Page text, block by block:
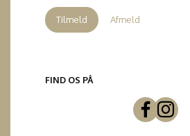
Tilmeld Afmeld
FIND OS PÅ